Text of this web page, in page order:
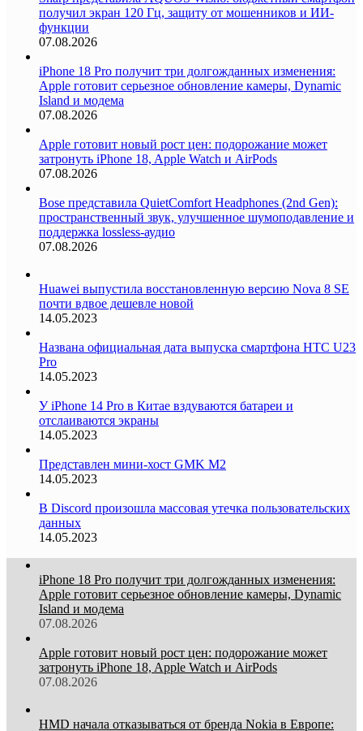
получил экран 120 Гц, защиту от мошенников и ИИ-
функции
07.08.2026
iPhone 18 Pro получит три долгожданных изменения:
Apple готовит серьезное обновление камеры, Dynamic
Island и модема
07.08.2026
Apple готовит новый рост цен: подорожание может
затронуть iPhone 18, Apple Watch и AirPods
07.08.2026
Bose представила QuietComfort Headphones (2nd Gen):
пространственный звук, улучшенное шумоподавление и
поддержка lossless-аудио
07.08.2026
Huawei выпустила восстановленную версию Nova 8 SE
почти вдвое дешевле новой
14.05.2023
Названа официальная дата выпуска смартфона HTC U23
Pro
14.05.2023
У iPhone 14 Pro в Китае вздуваются батареи и
отслаиваются экраны
14.05.2023
Представлен мини-хост GMK M2
14.05.2023
В Discord произошла массовая утечка пользовательских
данных
14.05.2023
iPhone 18 Pro получит три долгожданных изменения:
Apple готовит серьезное обновление камеры, Dynamic
Island и модема
07.08.2026
Apple готовит новый рост цен: подорожание может
затронуть iPhone 18, Apple Watch и AirPods
07.08.2026
HMD начала отказываться от бренда Nokia в Европе: